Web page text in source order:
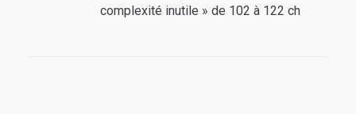
complexité inutile » de 102 à 122 ch